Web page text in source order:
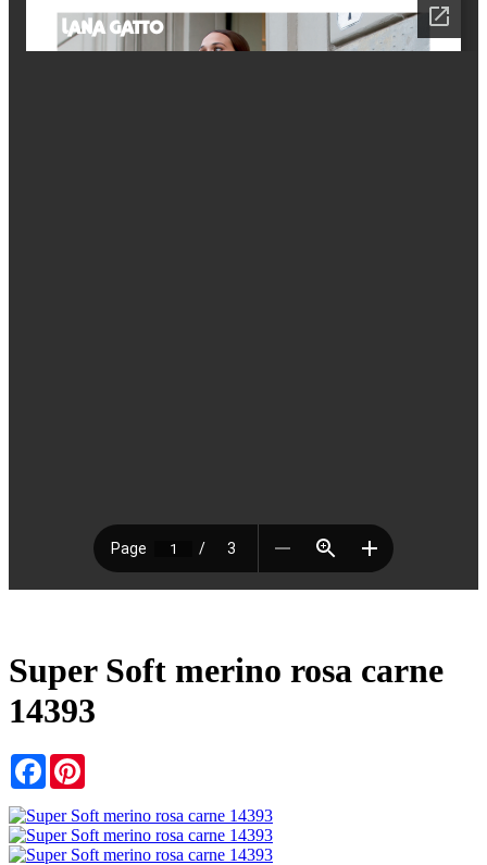
Super Soft merino rosa carne
14393
Facebook